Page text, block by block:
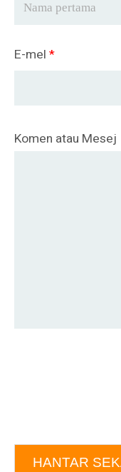
E-mel *
Komen atau Mesej
HANTAR